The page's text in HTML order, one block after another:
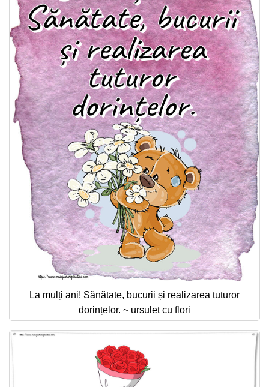
La mulți ani! Sănătate, bucurii și realizarea tuturor
dorințelor. ~ ursulet cu flori